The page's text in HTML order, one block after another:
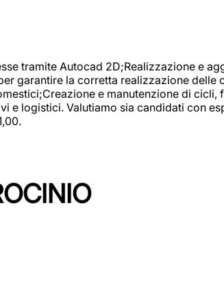
tramite Autocad 2D;Realizzazione e
garantire la corretta realizzazione
e manutenzione di
logistici. Valutiamo sia candidati con